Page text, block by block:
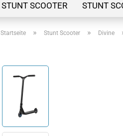
STUNT SCOOTER STUNT
Startseite » Stunt Scooter » Divine